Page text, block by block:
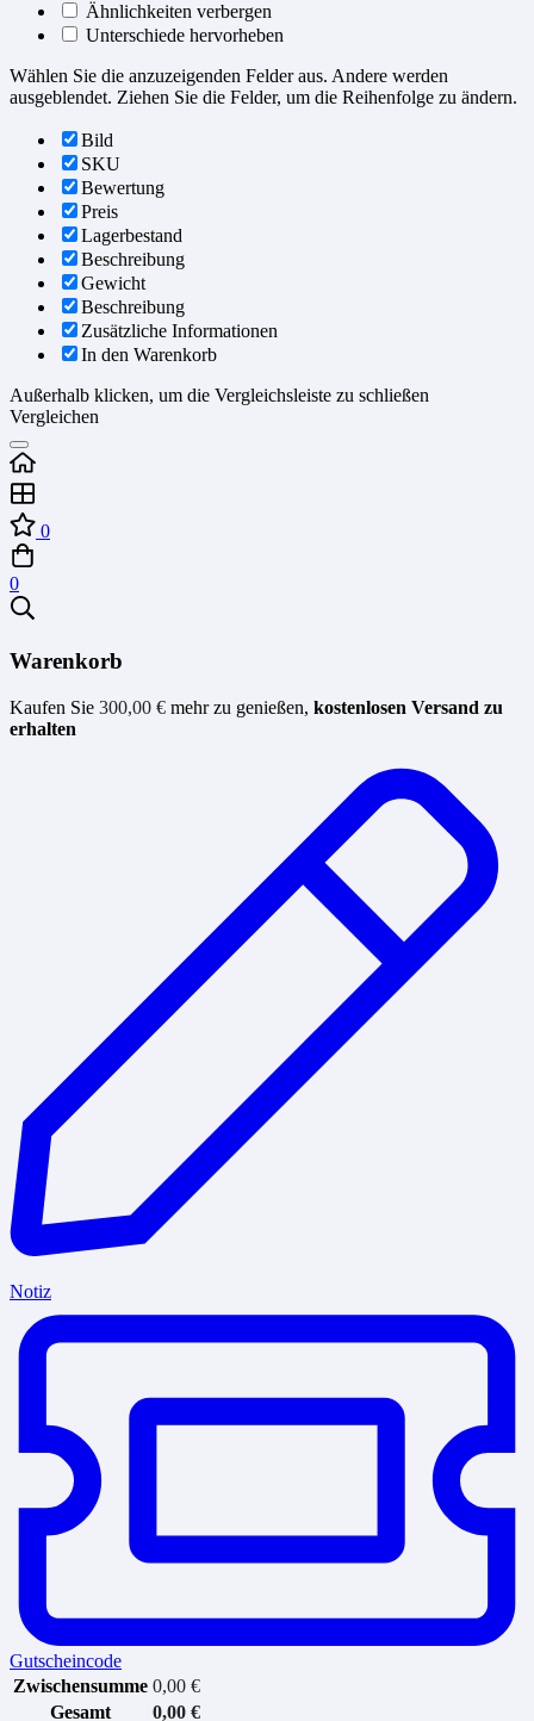
Ähnlichkeiten verbergen
Unterschiede hervorheben
Wählen Sie die anzuzeigenden Felder aus. Andere werden
ausgeblendet. Ziehen Sie die Felder, um die Reihenfolge zu ändern.
Bild
SKU
Bewertung
Preis
Lagerbestand
Beschreibung
Gewicht
Beschreibung
Zusätzliche Informationen
In den Warenkorb
Außerhalb klicken, um die Vergleichsleiste zu schließen
Vergleichen
0
0
Warenkorb
Kaufen Sie 300,00 € mehr zu genießen, kostenlosen Versand zu
erhalten
Notiz
Gutscheincode
Zwischensumme 0,00 €
Gesamt
0,00 €